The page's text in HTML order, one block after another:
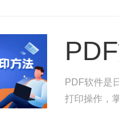
PDF软件是
打印操作，